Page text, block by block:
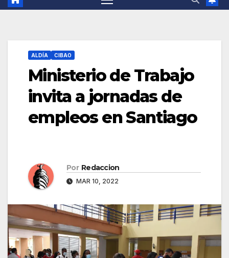
ALDÍA CIBAO
Ministerio de Trabajo
invita a jornadas de
empleos en Santiago
Por Redaccion
MAR 10, 2022